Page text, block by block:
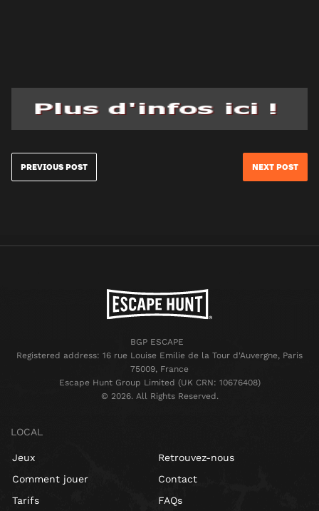
PREVIOUS POST NEXT POST
BGP ESCAPE
Registered address: 16 rue Louise Emilie de la Tour d'Auvergne, Paris
75009, France
Escape Hunt Group Limited (UK CRN: 10676408)
©️ 2026. All Rights Reserved.
LOCAL
Jeux
Comment jouer
Tarifs
Retrouvez-nous
Contact
FAQs